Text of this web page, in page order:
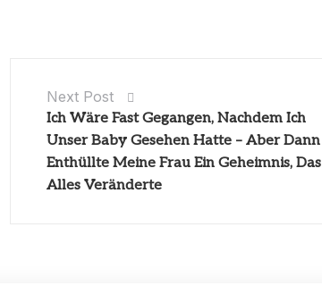
Next Post
Ich Wäre Fast Gegangen, Nachdem Ich
Unser Baby Gesehen Hatte – Aber Dann
Enthüllte Meine Frau Ein Geheimnis, Das
Alles Veränderte